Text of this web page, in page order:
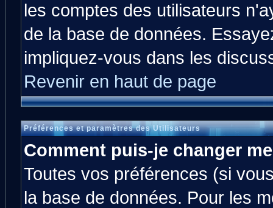
les comptes des utilisateurs
de la base de données.
impliquez-vous dans les
Revenir en haut de page
Préférences et paramètres des Utilisateurs
Comment puis-je changer
Toutes vos préférences (si
la base de données. Pour les